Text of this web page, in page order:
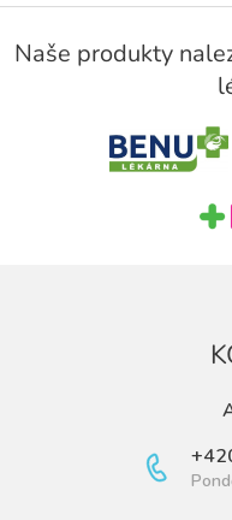
Z
Naše produkty